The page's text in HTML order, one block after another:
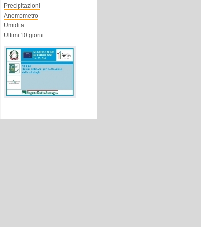
Precipitazioni
Anemometro
Umidità
Ultimi 10 giorni